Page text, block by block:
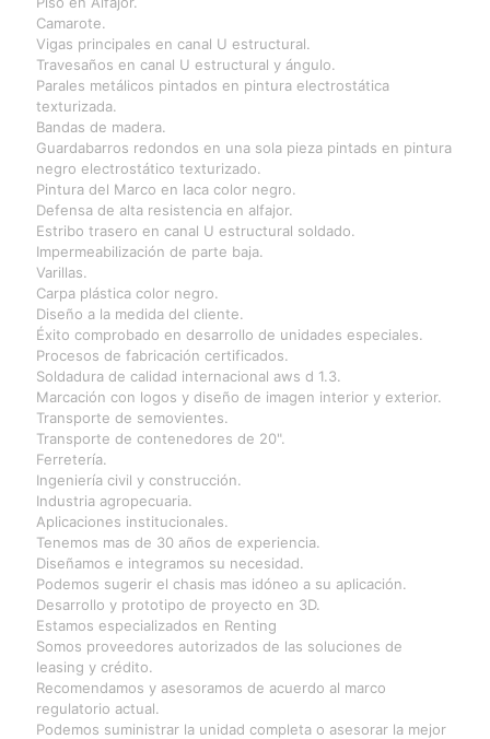
Camarote.
Vigas principales en canal U estructural.
Travesaños en canal U estructural y ángulo.
Parales metálicos pintados en pintura electrostática
texturizada.
Bandas de madera.
Guardabarros redondos en una sola pieza pintads en pintura
negro electrostático texturizado.
Pintura del Marco en laca color negro.
Defensa de alta resistencia en alfajor.
Estribo trasero en canal U estructural soldado.
Impermeabilización de parte baja.
Varillas.
Carpa plástica color negro.
Diseño a la medida del cliente.
Éxito comprobado en desarrollo de unidades especiales.
Procesos de fabricación certificados.
Soldadura de calidad internacional aws d 1.3.
Marcación con logos y diseño de imagen interior y exterior.
Transporte de semovientes.
Transporte de contenedores de 20".
Ferretería.
Ingeniería civil y construcción.
Industria agropecuaria.
Aplicaciones institucionales.
Tenemos mas de 30 años de experiencia.
Diseñamos e integramos su necesidad.
Podemos sugerir el chasis mas idóneo a su aplicación.
Desarrollo y prototipo de proyecto en 3D.
Estamos especializados en Renting
Somos proveedores autorizados de las soluciones de
leasing y crédito.
Recomendamos y asesoramos de acuerdo al marco
regulatorio actual.
Podemos suministrar la unidad completa o asesorar la mejor